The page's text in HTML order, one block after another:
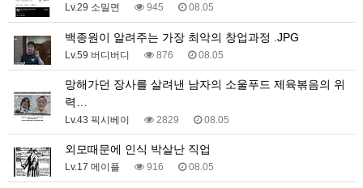
Lv.29 소밀면 945 08.05
백종원이 알려주는 가장 최악의 창업과정 .JPG
Lv.59 버디버디 876 08.05
망해가던 장사를 살려낸 남자의 소울푸드 제육볶음의 위
력…
Lv.43 픽시베이 2829 08.05
외모때문에 인식 박살난 직업
Lv.17 메이플 916 08.05